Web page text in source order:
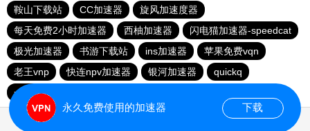
鞍山下载站
CC加速器
旋风加速度器
每天免费2小时加速器
西柚加速器
闪电猫加速器-speedcat
极光加速器
书游下载站 ins加速器
苹果免费vqn
老王vnp
快连npv加速器 银河加速器
quickq
一元机场
永久免费使用的加速器 下载